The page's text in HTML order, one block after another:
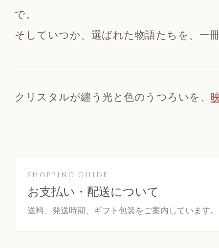
で。
そしていつか、選ばれた物語たちを、一
クリスタルが纏う光と色のうつろいを、
SHOPPING GUIDE
お支払い・配送について
送料、発送時期、ギフト包装をご案内しています。